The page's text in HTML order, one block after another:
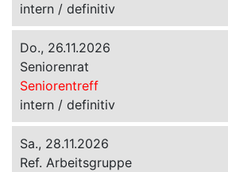
intern / definitiv
Do., 26.11.2026
Seniorenrat
Seniorentreff
intern / definitiv
Sa., 28.11.2026
Ref. Arbeitsgruppe